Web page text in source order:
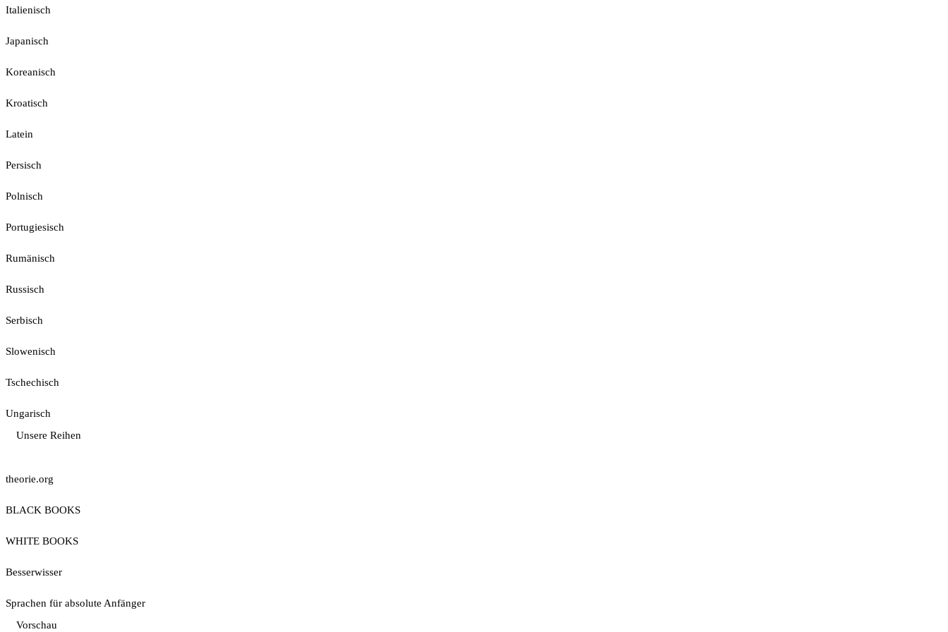
Italienisch
Japanisch
Koreanisch
Kroatisch
Latein
Persisch
Polnisch
Portugiesisch
Rumänisch
Russisch
Serbisch
Slowenisch
Tschechisch
Ungarisch
Unsere Reihen
theorie.org
BLACK BOOKS
WHITE BOOKS
Besserwisser
Sprachen für absolute Anfänger
Vorschau